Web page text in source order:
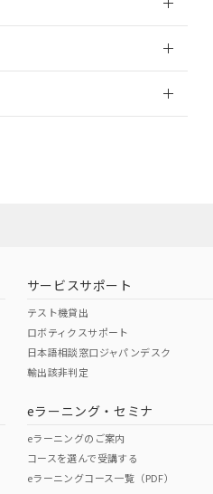
O
サービスサポート
テスト機貸出
ロボティクスサポート
日本語相談窓口ジャパンデスク
輸出該非判定
eラーニング・セミナ
eラーニングのご案内
コースを選んで受講する
eラーニングコース一覧（PDF）